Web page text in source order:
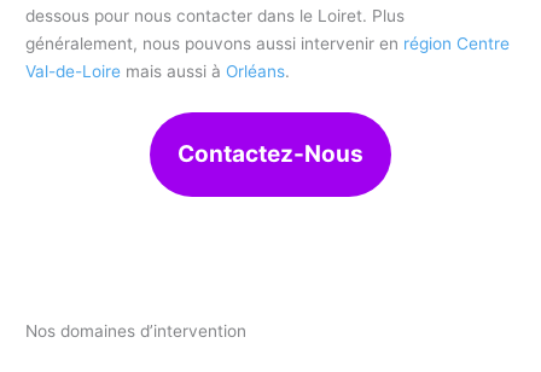
dessous pour nous contacter dans le Loiret. Plus
généralement, nous pouvons aussi intervenir en région Centre
Val-de-Loire mais aussi à Orléans.
Contactez-Nous
Nos domaines d’intervention